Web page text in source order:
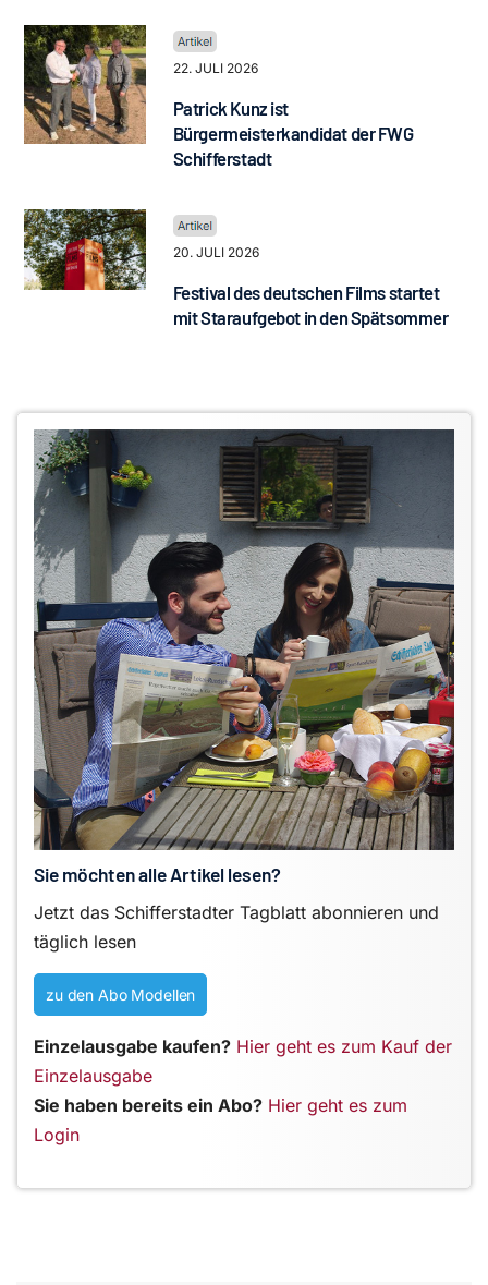
22. JULI 2026
Patrick Kunz ist
Bürgermeisterkandidat der FWG
Schifferstadt
20. JULI 2026
Festival des deutschen Films startet
mit Staraufgebot in den Spätsommer
Sie möchten alle Artikel lesen?
Jetzt das Schifferstadter Tagblatt abonnieren und
täglich lesen
zu den Abo Modellen
Einzelausgabe kaufen? Hier geht es zum Kauf der
Einzelausgabe
Sie haben bereits ein Abo? Hier geht es zum
Login